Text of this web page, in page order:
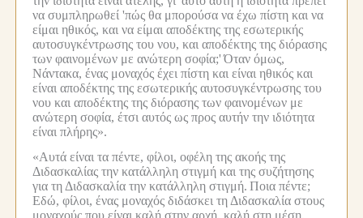
να συμπληρωθεί 'πώς θα μπορούσα να έχω πίστη και να
είμαι ηθικός, και να είμαι αποδέκτης της εσωτερικής
αυτοσυγκέντρωσης του νου, και αποδέκτης της διόρασης
των φαινομένων με ανώτερη σοφία;' Όταν όμως,
Νάντακα, ένας μοναχός έχει πίστη και είναι ηθικός και
είναι αποδέκτης της εσωτερικής αυτοσυγκέντρωσης του
νου και αποδέκτης της διόρασης των φαινομένων με
ανώτερη σοφία, έτσι αυτός ως προς αυτήν την ιδιότητα
είναι πλήρης».
«Αυτά είναι τα πέντε, φίλοι, οφέλη της ακοής της
Διδασκαλίας την κατάλληλη στιγμή και της συζήτησης
για τη Διδασκαλία την κατάλληλη στιγμή. Ποια πέντε;
Εδώ, φίλοι, ένας μοναχός διδάσκει τη Διδασκαλία στους
μοναχούς που είναι καλή στην αρχή, καλή στη μέση,